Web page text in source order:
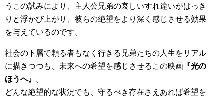
うこの試みにより、主人公兄弟の哀しいすれ違いがはっき
りと浮かび上がり、彼らの絶望をより深く感じさせる効果
を与えているのです。
社会の下層で頼る者もなく行きる兄弟たちの人生をリアル
に描きつつも、未来への希望を感じさせるこの映画 『光の
ほうへ』
。
どんな絶望的な状況でも、守るべき存在さえあれば希望を